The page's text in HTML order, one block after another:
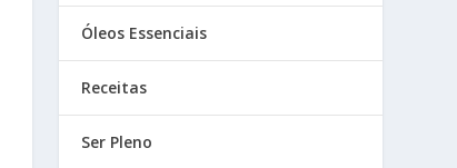
Óleos Essenciais
Receitas
Ser Pleno